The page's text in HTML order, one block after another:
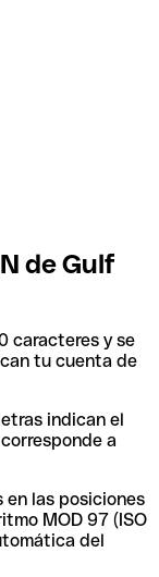
de Gulf
caracteres y se
tu cuenta de
indican el
a
en las posiciones
MOD 97 (ISO
del